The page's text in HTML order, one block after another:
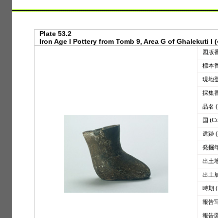
Plate 53.2
Iron Age I Pottery from Tomb 9, Area G of Ghalekuti I
図版
標本
現地
採集
品名
国
遺跡
発掘
出土
出土
時期
報告
報告